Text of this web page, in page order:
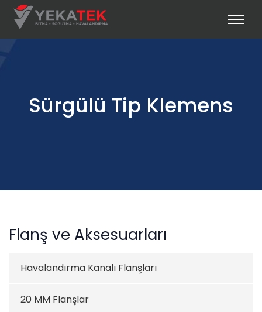
Sürgülü Tip Klemens
Flanş ve Aksesuarları
Havalandırma Kanalı Flanşları
20 MM Flanşlar